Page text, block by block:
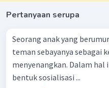
Pertanyaan serupa
Seorang anak yang
teman sebayanya sebagai
menyenangkan. Dalam hal
bentuk sosialisasi ...